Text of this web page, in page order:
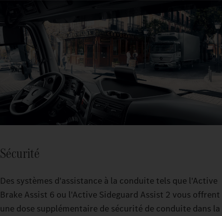
Sécurité
Des systèmes d'assistance à la conduite tels que l'Active
Brake Assist 6 ou l'Active Sideguard Assist 2 vous offrent
une dose supplémentaire de sécurité de conduite dans la